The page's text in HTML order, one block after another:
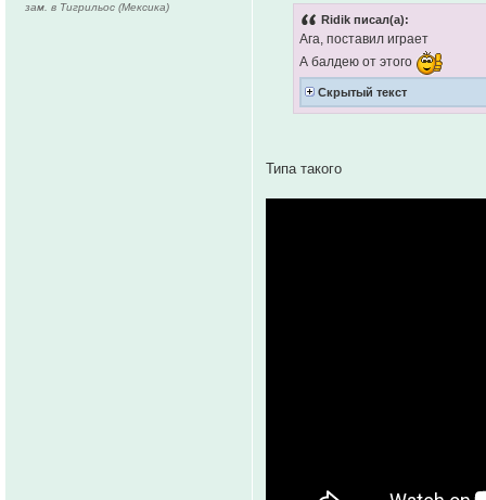
Ridik писал(а):
Ага, поставил играет
А балдею от этого
Скрытый текст
Типа такого
зам. в Тигрильос (Мексика)